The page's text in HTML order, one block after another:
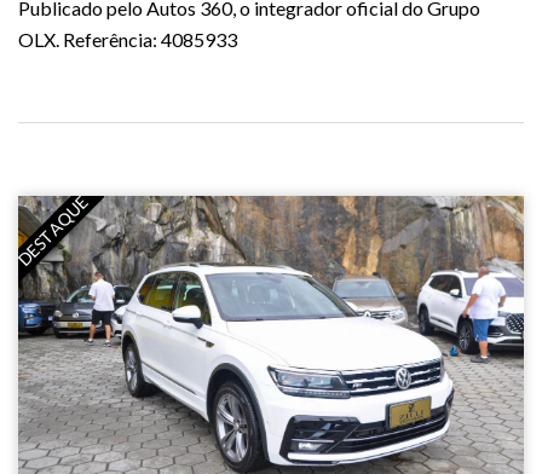
Publicado pelo Autos 360, o integrador oficial do Grupo
OLX. Referência: 4085933
DESTAQUE